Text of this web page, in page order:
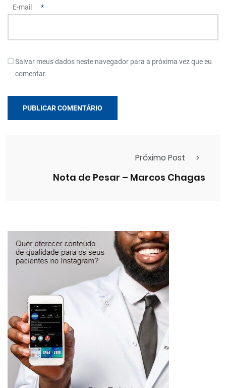
E-mail *
Salvar meus dados neste navegador para a próxima vez que eu
comentar.
Próximo Post
Nota de Pesar – Marcos Chagas